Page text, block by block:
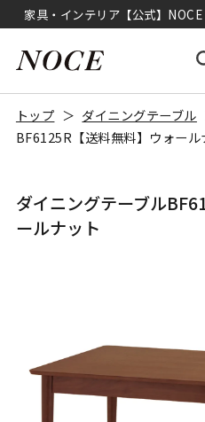
家具・インテリア【公式】
トップ ダイニングテーブル
BF6125R【送料無料】ウォール
ダイニングテーブル
ールナット